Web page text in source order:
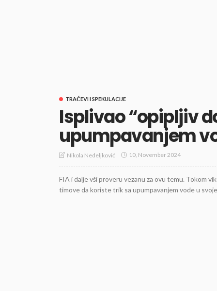
TRAČEVI I SPEKULACIJE
Isplivao “opipljiv
upumpavanjem
Nikola Nedeljković 10, November 2024
FIA i dalje vši proveru vezanu za ovu temu. Tokom
timove da koriste trik sa upumpavanjem vode u